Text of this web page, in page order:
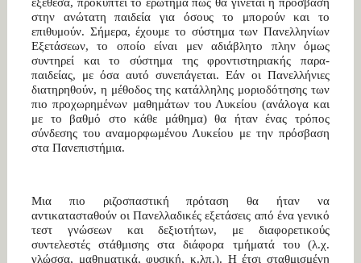
στην ανώτατη παιδεία για όσους το μπορούν και το
επιθυμούν. Σήμερα, έχουμε το σύστημα των Πανελληνίων
Εξετάσεων, το οποίο είναι μεν αδιάβλητο πλην όμως
συντηρεί και το σύστημα της φροντιστηριακής παρα-
παιδείας, με όσα αυτό συνεπάγεται. Εάν οι Πανελλήνιες
διατηρηθούν, η μέθοδος της κατάλληλης μοριοδότησης των
πιο προχωρημένων μαθημάτων του Λυκείου (ανάλογα και
με το βαθμό στο κάθε μάθημα) θα ήταν ένας τρόπος
σύνδεσης του αναμορφωμένου Λυκείου με την πρόσβαση
στα Πανεπιστήμια.
Μια πιο ριζοσπαστική πρόταση θα ήταν να
αντικατασταθούν οι Πανελλαδικές εξετάσεις από ένα γενικό
τεστ γνώσεων και δεξιοτήτων, με διαφορετικούς
συντελεστές στάθμισης στα διάφορα τμήματά του (λ.χ.
γλώσσα, μαθηματικά, φυσική, κ.λπ.). Η έτσι σταθμισμένη